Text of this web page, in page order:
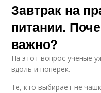
Завтрак на
питании.
важно?
На этот вопрос ученые
вдоль и поперек.
Те, кто выбирает не